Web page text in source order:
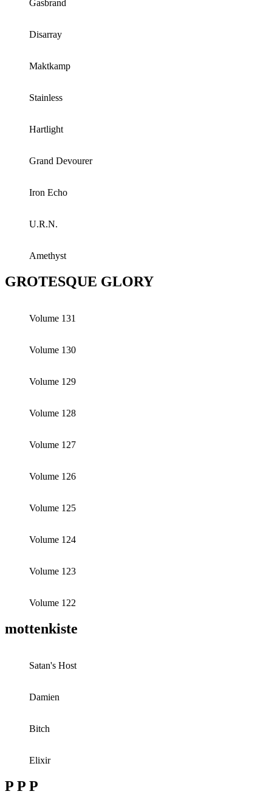
Gasbrand
Disarray
Maktkamp
Stainless
Hartlight
Grand Devourer
Iron Echo
U.R.N.
Amethyst
GROTESQUE GLORY
Volume 131
Volume 130
Volume 129
Volume 128
Volume 127
Volume 126
Volume 125
Volume 124
Volume 123
Volume 122
mottenkiste
Satan's Host
Damien
Bitch
Elixir
P P P